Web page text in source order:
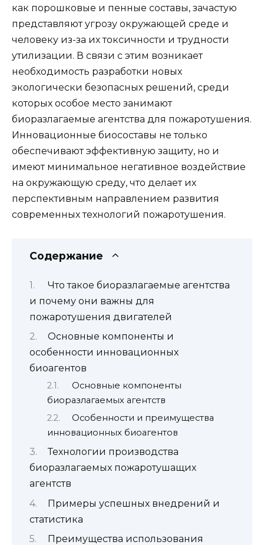
как порошковые и пенные составы, зачастую
представляют угрозу окружающей среде и
человеку из-за их токсичности и трудности
утилизации. В связи с этим возникает
необходимость разработки новых
экологически безопасных решений, среди
которых особое место занимают
биоразлагаемые агентства для пожаротушения.
Инновационные биосоставы не только
обеспечивают эффективную защиту, но и
имеют минимальное негативное воздействие
на окружающую среду, что делает их
перспективным направлением развития
современных технологий пожаротушения.
Содержание
Что такое биоразлагаемые агентства
и почему они важны для
пожаротушения двигателей
Основные компоненты и
особенности инновационных
биоагентов
Основные компоненты
биоразлагаемых агентств
Особенности и преимущества
инновационных биоагентов
Технологии производства
биоразлагаемых пожаротушащих
агентств
Примеры успешных внедрений и
статистика
Преимущества использования